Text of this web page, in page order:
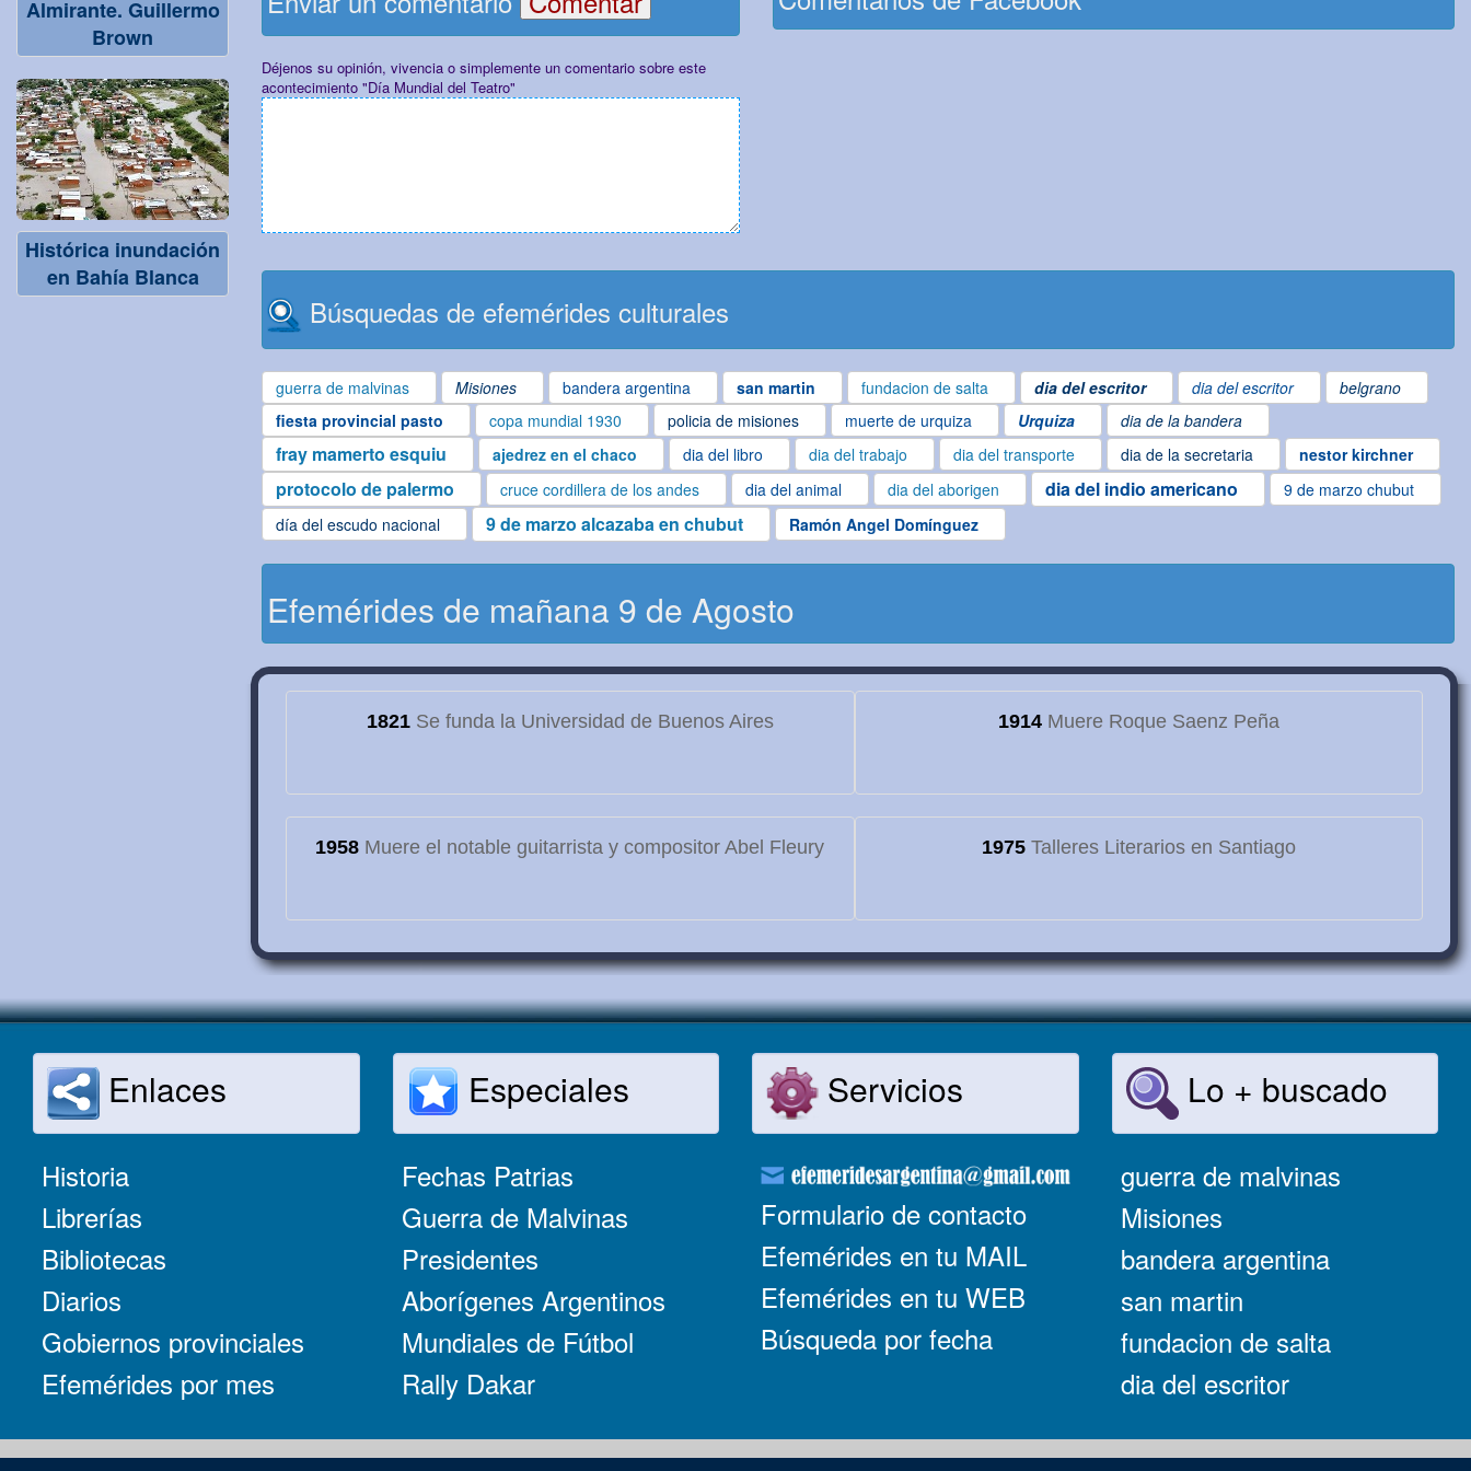
Almirante. Guillermo
Brown
Histórica inundación
en Bahía Blanca
Déjenos su opinión, vivencia o simplemente un comentario sobre este
acontecimiento "Día Mundial del Teatro"
Búsquedas de efemérides culturales
guerra de malvinas Misiones bandera argentina san martin fundacion de salta dia del escritor dia del escritor
belgrano
fiesta provincial pasto
copa mundial 1930 policia de misiones muerte de urquiza Urquiza dia de la bandera
fray mamerto esquiu ajedrez en el chaco dia del libro dia del trabajo dia del transporte dia de la secretaria nestor kirchner
protocolo de palermo cruce cordillera de los andes dia del animal dia del aborigen dia del indio americano
9 de marzo chubut
día del escudo nacional
9 de marzo alcazaba en chubut Ramón Angel Domínguez
Efemérides de mañana 9 de Agosto
1821Se funda la Universidad de Buenos Aires 1914Muere Roque Saenz Peña
1958 Muere el notable guitarrista y compositor Abel Fleury 1975Talleres Literarios en Santiago
Enlaces
Historia
Librerías
Bibliotecas
Diarios
Gobiernos provinciales
Efemérides por mes
Especiales
Fechas Patrias
Guerra de Malvinas
Presidentes
Aborígenes Argentinos
Mundiales de Fútbol
Rally Dakar
Servicios
Formulario de contacto
Efemérides en tu MAIL
Efemérides en tu WEB
Búsqueda por fecha
Lo + buscado
guerra de malvinas
Misiones
bandera argentina
san martin
fundacion de salta
dia del escritor